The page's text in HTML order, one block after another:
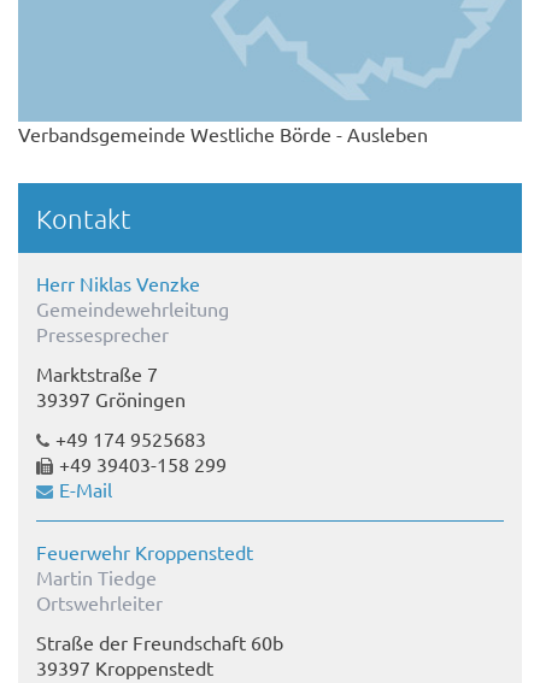
Verbandsgemeinde Westliche Börde - Ausleben
Kontakt
Herr Niklas Venzke
Gemeindewehrleitung
Pressesprecher
Marktstraße 7
39397 Gröningen
+49 174 9525683
+49 39403-158 299
E-Mail
Feuerwehr Kroppenstedt
Martin Tiedge
Ortswehrleiter
Straße der Freundschaft 60b
39397 Kroppenstedt